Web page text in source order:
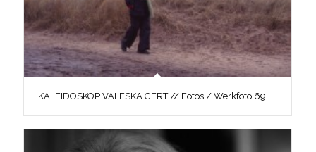
KALEIDOSKOP VALESKA GERT // Fotos / Werkfoto 69